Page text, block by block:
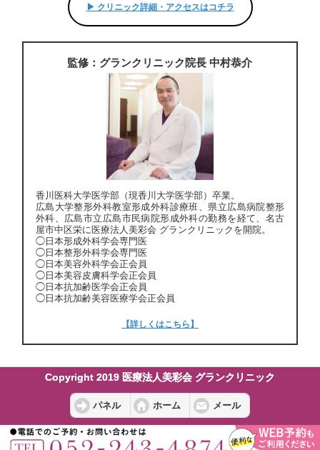
▶︎ クリニック詳細・アクセスはコチラ
監修：グランクリニック院長 中村恭介
香川医科大学医学部（現香川大学医学部）卒業。
広島大学整形外科教室形成外科診療班、県立広島病院整形
外科、広島市立広島市民病院形成外科の勤務を経て、名古
屋市中区栄に医療法人美彩会 グランクリニックを開院。
◯日本形成外科学会専門医
◯日本整形外科学会専門医
◯日本美容外科学会正会員
◯日本美容皮膚科学会正会員
◯日本抗加齢医学会正会員
◯日本抗加齢美容医療学会正会員
【詳しくはこちら】
Copyright 2019 医療法人美彩会 グランクリニック
パネル ホーム メール